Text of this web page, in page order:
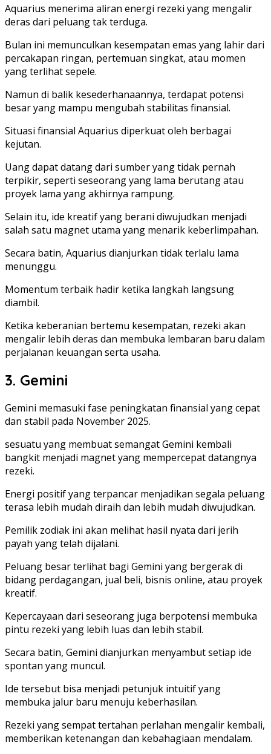
Aquarius menerima aliran energi rezeki yang mengalir
deras dari peluang tak terduga.
Bulan ini memunculkan kesempatan emas yang lahir dari
percakapan ringan, pertemuan singkat, atau momen
yang terlihat sepele.
Namun di balik kesederhanaannya, terdapat potensi
besar yang mampu mengubah stabilitas finansial.
Situasi finansial Aquarius diperkuat oleh berbagai
kejutan.
Uang dapat datang dari sumber yang tidak pernah
terpikir, seperti seseorang yang lama berutang atau
proyek lama yang akhirnya rampung.
Selain itu, ide kreatif yang berani diwujudkan menjadi
salah satu magnet utama yang menarik keberlimpahan.
Secara batin, Aquarius dianjurkan tidak terlalu lama
menunggu.
Momentum terbaik hadir ketika langkah langsung
diambil.
Ketika keberanian bertemu kesempatan, rezeki akan
mengalir lebih deras dan membuka lembaran baru dalam
perjalanan keuangan serta usaha.
3. Gemini
Gemini memasuki fase peningkatan finansial yang cepat
dan stabil pada November 2025.
sesuatu yang membuat semangat Gemini kembali
bangkit menjadi magnet yang mempercepat datangnya
rezeki.
Energi positif yang terpancar menjadikan segala peluang
terasa lebih mudah diraih dan lebih mudah diwujudkan.
Pemilik zodiak ini akan melihat hasil nyata dari jerih
payah yang telah dijalani.
Peluang besar terlihat bagi Gemini yang bergerak di
bidang perdagangan, jual beli, bisnis online, atau proyek
kreatif.
Kepercayaan dari seseorang juga berpotensi membuka
pintu rezeki yang lebih luas dan lebih stabil.
Secara batin, Gemini dianjurkan menyambut setiap ide
spontan yang muncul.
Ide tersebut bisa menjadi petunjuk intuitif yang
membuka jalur baru menuju keberhasilan.
Rezeki yang sempat tertahan perlahan mengalir kembali,
memberikan ketenangan dan kebahagiaan mendalam.